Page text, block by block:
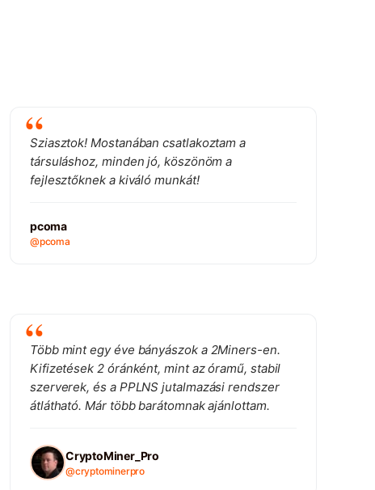
Sziasztok! Mostanában csatlakoztam a
társuláshoz, minden jó, köszönöm a
fejlesztőknek a kiváló munkát!
pcoma
@pcoma
Több mint egy éve bányászok a 2Miners-en.
Kifizetések 2 óránként, mint az óramű, stabil
szerverek, és a PPLNS jutalmazási rendszer
átlátható. Már több barátomnak ajánlottam.
CryptoMiner_Pro
@cryptominerpro